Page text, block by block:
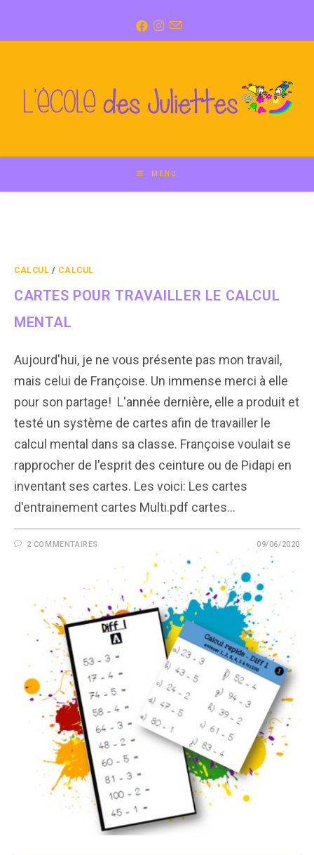
content
MENU
CALCUL / CALCUL
CARTES POUR TRAVAILLER LE CALCUL
MENTAL
Aujourd'hui, je ne vous présente pas mon travail,
mais celui de Françoise. Un immense merci à elle
pour son partage! L'année dernière, elle a produit et
testé un système de cartes afin de travailler le
calcul mental dans sa classe. Françoise voulait se
rapprocher de l'esprit des ceinture ou de Pidapi en
inventant ses cartes. Les voici: Les cartes
d'entrainement cartes Multi.pdf cartes…
2 COMMENTAIRES 09/06/2020